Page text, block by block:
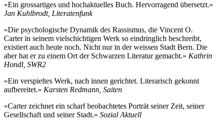
«Ein grossartiges und hochaktuelles Buch. Hervorragend übersetzt.»
Jan Kuhlbrodt, Literatenfunk
«Die psychologische Dynamik des Rassismus, die Vincent O.
Carter in seinem vielschichtigen Werk so eindringlich beschreibt,
existiert auch heute noch. Nicht nur in der weissen Stadt Bern. Die
aber hat er zu einem Ort der Schwarzen Literatur gemacht.» Kathrin
Hondl, SWR2
«Ein verspieltes Werk, nach innen gerichtet. Literarisch gekonnt
aufbereitet.» Karsten Redmann, Saiten
«Carter zeichnet ein scharf beobachtetes Porträt seiner Zeit, seiner
Gesellschaft und seiner Stadt.» Sozial Aktuell